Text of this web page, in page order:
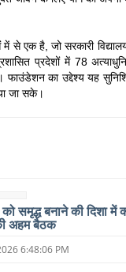
से एक है, जो सरकारी
प्रदेशों में 78
फाउंडेशन का उद्देश्य यह
जा सके।
समृद्ध बनाने की दिशा में
अहम बैठक
6:48:06 PM